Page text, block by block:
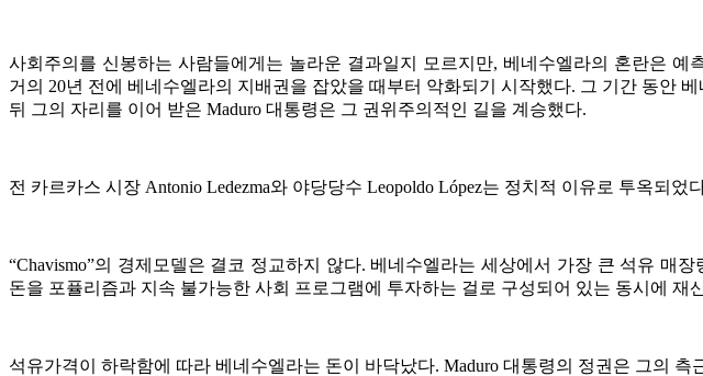
사회주의를 신봉하는 사람들에게는 놀라운 결과일지 모르지만, 베네수엘라의 혼란은 예
거의 20년 전에 베네수엘라의 지배권을 잡았을 때부터 악화되기 시작했다. 그 기간 동안
뒤 그의 자리를 이어 받은 Maduro 대통령은 그 권위주의적인 길을 계승했다.
전 카르카스 시장 Antonio Ledezma와 야당당수 Leopoldo López는 정치적 이유로 투옥되
“Chavismo”의 경제모델은 결코 정교하지 않다. 베네수엘라는 세상에서 가장 큰 석유 매
돈을 포퓰리즘과 지속 불가능한 사회 프로그램에 투자하는 걸로 구성되어 있는 동시에 재
석유가격이 하락함에 따라 베네수엘라는 돈이 바닥났다. Maduro 대통령의 정권은 그의